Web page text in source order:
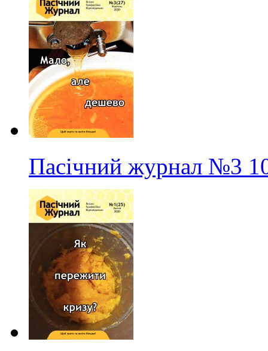
Пасічний журнал №3